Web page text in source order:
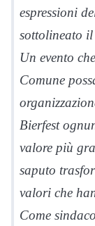
espressioni
sottolineato
Un evento
Comune
Bierfest
valore più
saputo
valori che
Come